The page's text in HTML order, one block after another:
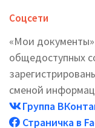
Соцсети
«Мои
общедоступных
сменой
Группа
Страничка в